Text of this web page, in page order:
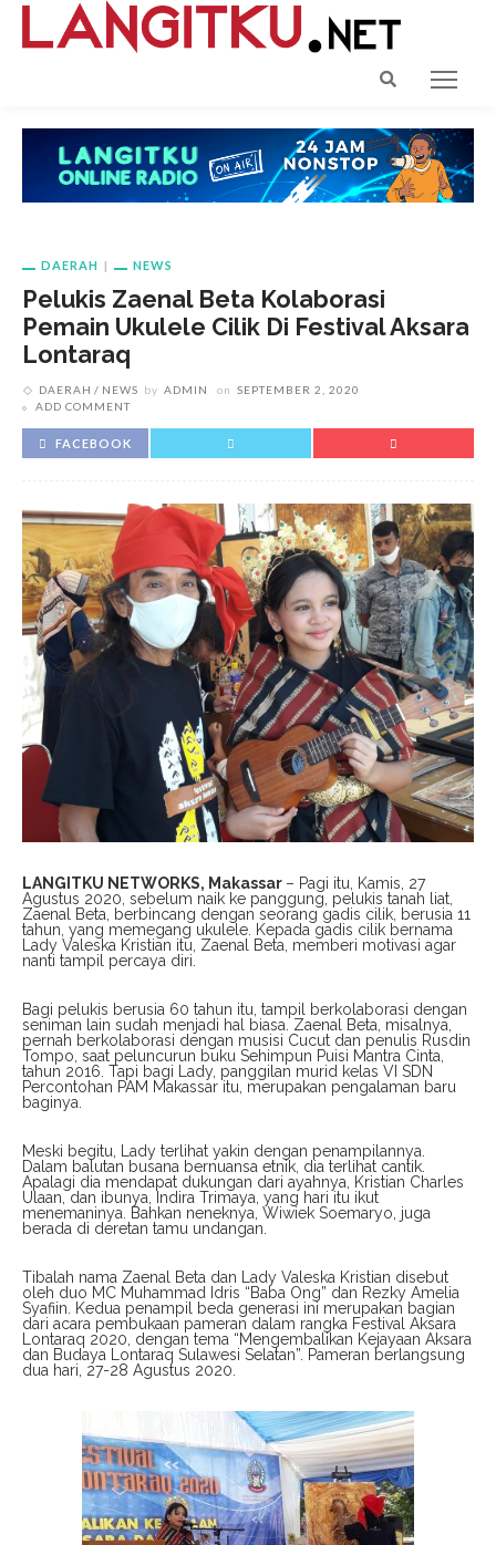
DAERAH NEWS
Pelukis Zaenal Beta Kolaborasi
Pemain Ukulele Cilik Di Festival Aksara
Lontaraq
DAERAH NEWS by ADMIN on SEPTEMBER 2, 2020
ADD COMMENT
FACEBOOK
LANGITKU NETWORKS, Makassar – Pagi itu, Kamis, 27
Agustus 2020, sebelum naik ke panggung, pelukis tanah liat,
Zaenal Beta, berbincang dengan seorang gadis cilik, berusia 11
tahun, yang memegang ukulele. Kepada gadis cilik bernama
Lady Valeska Kristian itu, Zaenal Beta, memberi motivasi agar
nanti tampil percaya diri.
Bagi pelukis berusia 60 tahun itu, tampil berkolaborasi dengan
seniman lain sudah menjadi hal biasa. Zaenal Beta, misalnya,
pernah berkolaborasi dengan musisi Cucut dan penulis Rusdin
Tompo, saat peluncurun buku Sehimpun Puisi Mantra Cinta,
tahun 2016. Tapi bagi Lady, panggilan murid kelas VI SDN
Percontohan PAM Makassar itu, merupakan pengalaman baru
baginya.
Meski begitu, Lady terlihat yakin dengan penampilannya.
Dalam balutan busana bernuansa etnik, dia terlihat cantik.
Apalagi dia mendapat dukungan dari ayahnya, Kristian Charles
Ulaan, dan ibunya, Indira Trimaya, yang hari itu ikut
menemaninya. Bahkan neneknya, Wiwiek Soemaryo, juga
berada di deretan tamu undangan.
Tibalah nama Zaenal Beta dan Lady Valeska Kristian disebut
oleh duo MC Muhammad Idris “Baba Ong” dan Rezky Amelia
Syafiin. Kedua penampil beda generasi ini merupakan bagian
dari acara pembukaan pameran dalam rangka Festival Aksara
Lontaraq 2020, dengan tema “Mengembalikan Kejayaan Aksara
dan Budaya Lontaraq Sulawesi Selatan”. Pameran berlangsung
dua hari, 27-28 Agustus 2020.